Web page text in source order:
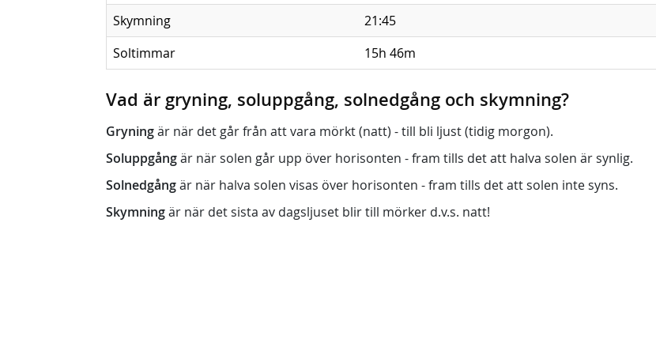
Skymning
21:45
Soltimmar
15h 46m
Vad är gryning, soluppgång, solnedgång och skymning?
Gryningär när det går från att vara mörkt (natt) - till bli ljust (tidig morgon).
Soluppgångär när solen går upp över horisonten - fram tills det att halva solen är synlig.
Solnedgångär när halva solen visas över horisonten - fram tills det att solen inte syns.
Skymningär när det sista av dagsljuset blir till mörker d.v.s. natt!